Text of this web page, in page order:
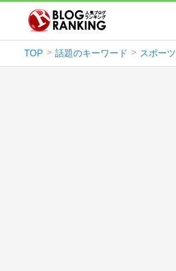
TOP 話題のキーワード スポーツ